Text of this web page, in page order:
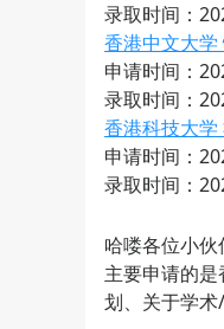
录取时间：
香港中文大学
申请时间：
录取时间：
香港科技大学
申请时间：
录取时间：
哈喽各位小
主要申请的
划、关于学术